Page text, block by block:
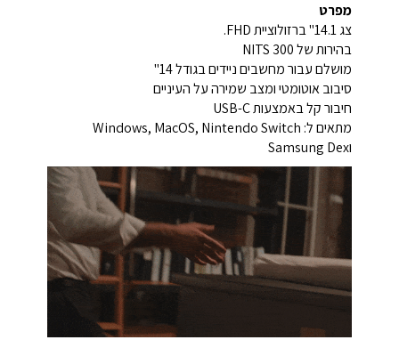
מפרט
צג 14.1" ברזולוציית FHD.
בהירות של 300 NITS
מושלם עבור מחשבים ניידים בגודל 14"
סיבוב אוטומטי ומצב שמירה על העיניים
חיבור קל באמצעות USB-C
מתאים ל: Windows, MacOS, Nintendo Switch
וSamsung Dex